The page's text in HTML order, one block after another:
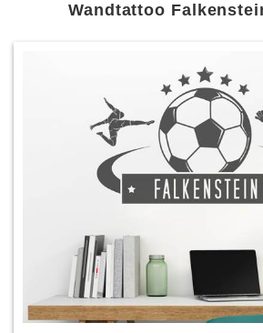
Wandtattoo